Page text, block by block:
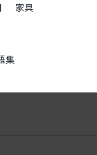
家具
集